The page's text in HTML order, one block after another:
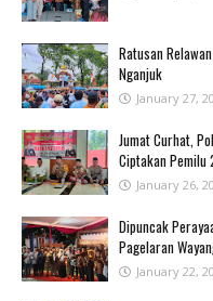
Ratusan
Nganjuk
January 27,
Jumat Curhat,
Ciptakan Pemilu
January 26,
Dipuncak
Pagelaran
January 22,